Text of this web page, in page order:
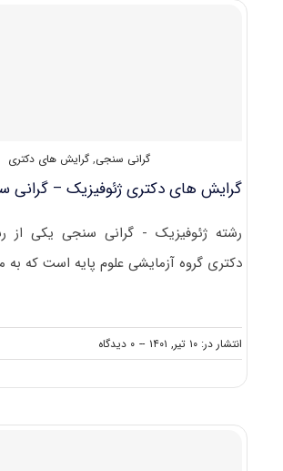
ژئوفیزیک
گرانی سنجی, گرایش های دکتری
گرایش های دکتری ژئوفیزیک – گرانی
رشته ژئوفیزیک - گرانی سنجی یکی از
دکتری گروه آزمایشی علوم پایه است که به
انتشار در: ۱۰ تیر, ۱۴۰۱ -- ۰ دیدگاه
on
گرایش
–